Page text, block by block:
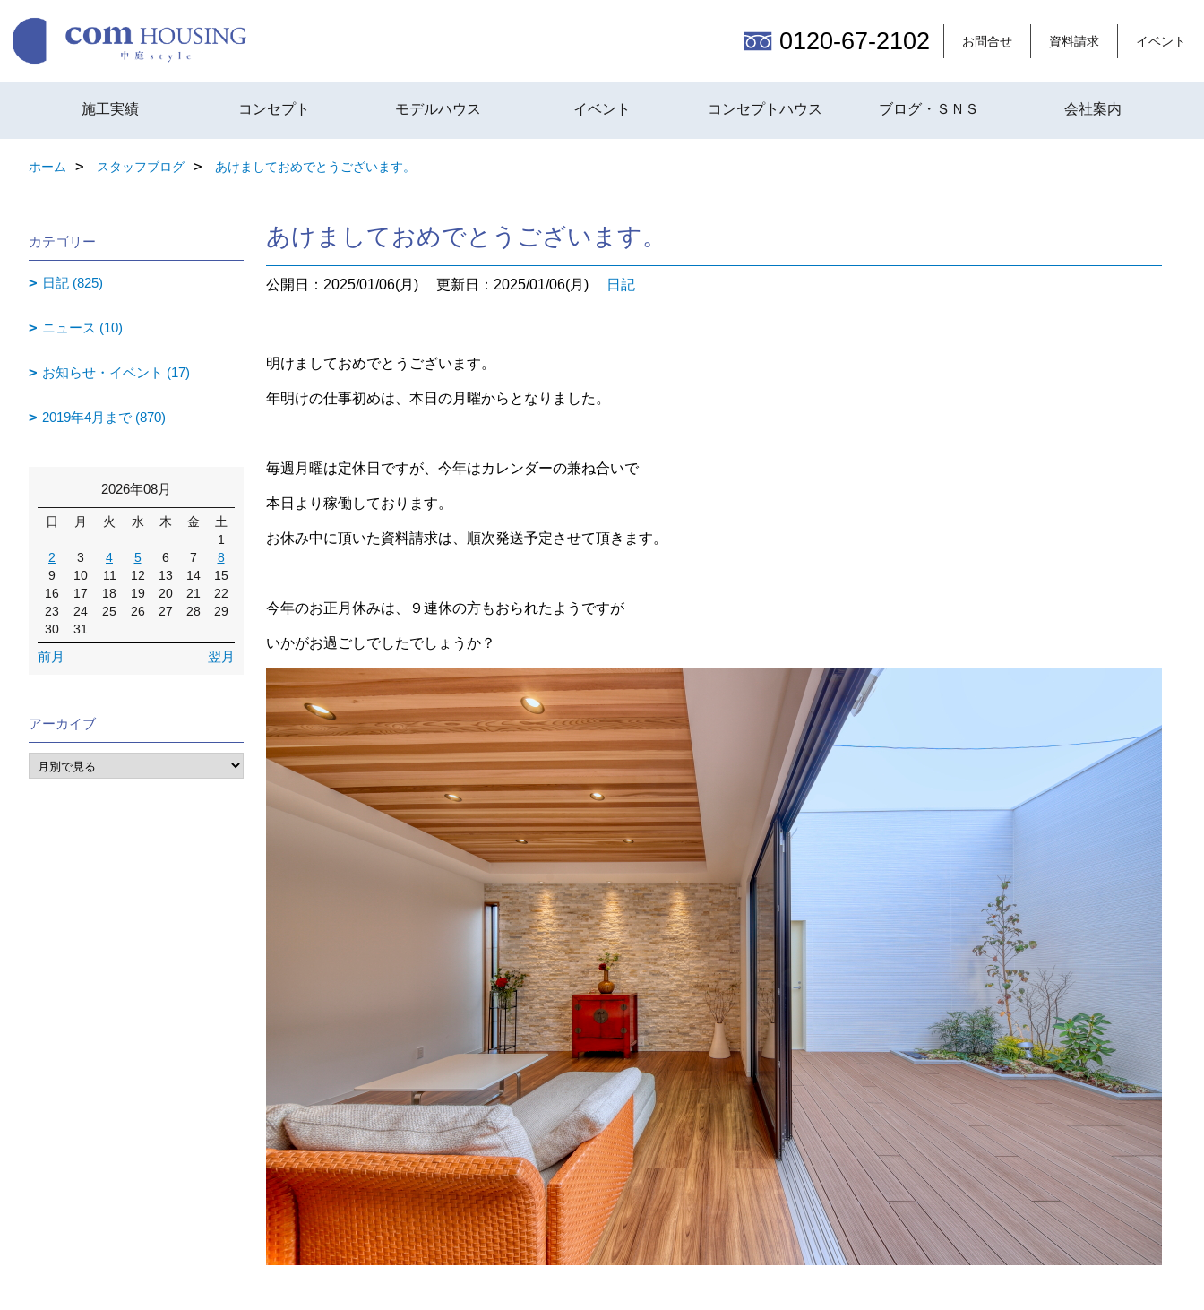
0120-67-2102 お問合せ 資料請求 イベント
施工実績 コンセプト モデルハウス イベント コンセプトハウス ブログ・ＳＮＳ 会社案内
ホーム スタッフブログ あけましておめでとうございます。
あけましておめでとうございます。
公開日：2025/01/06(月) 更新日：2025/01/06(月) 日記
明けましておめでとうございます。
年明けの仕事初めは、本日の月曜からとなりました。
毎週月曜は定休日ですが、今年はカレンダーの兼ね合いで
本日より稼働しております。
お休み中に頂いた資料請求は、順次発送予定させて頂きます。
今年のお正月休みは、９連休の方もおられたようですが
いかがお過ごしでしたでしょうか？
カテゴリー
日記 (825)
ニュース (10)
お知らせ・イベント (17)
2019年4月まで (870)
2026年08月
日 月 火 水 木 金
土
1
2
3 4 5 6 7
8
9
10 11 12 13 14
15
16
17 18 19 20 21
22
23
24 25 26 27 28
29
30
31
前月 翌月
アーカイブ